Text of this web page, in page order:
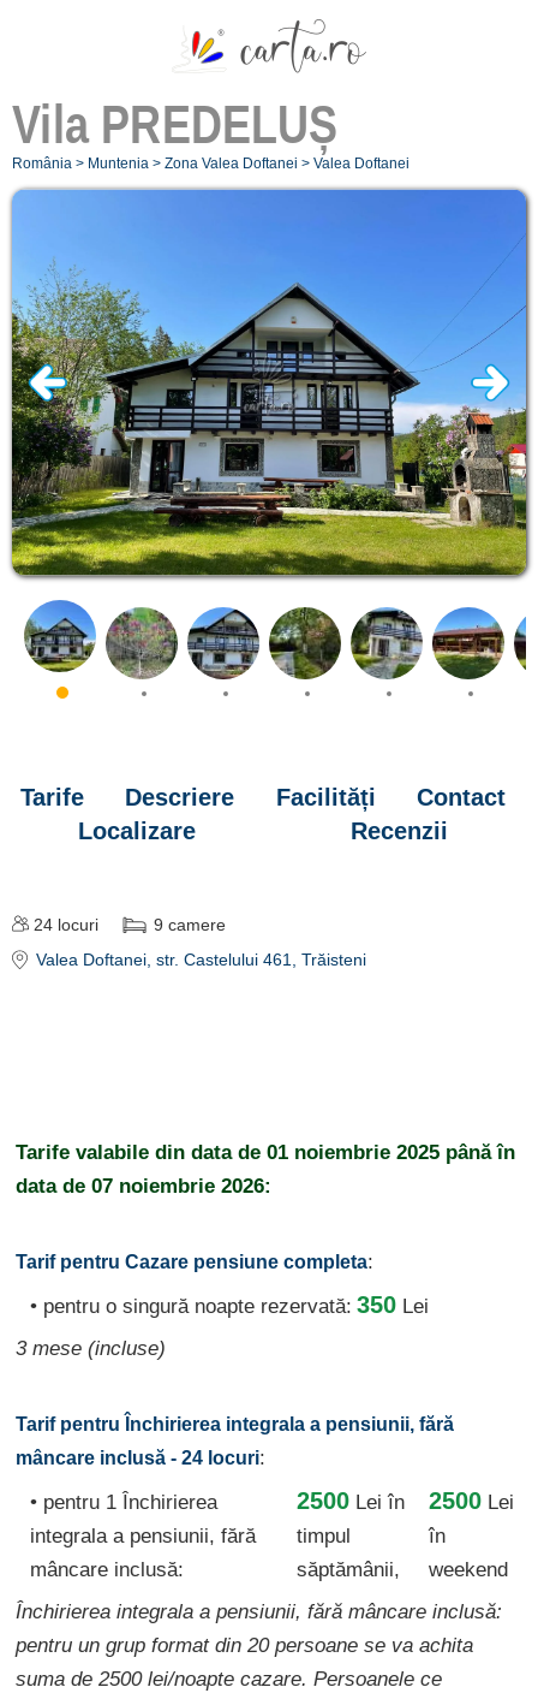
Vila PREDELUȘ
România > Muntenia > Zona Valea Doftanei > Valea Doftanei
Tarife Descriere Facilități
Contact
Localizare
Recenzii
24 locuri 9 camere
Valea Doftanei , str. Castelului 461, Trăisteni
Tarife valabile din data de 01 noiembrie 2025 până în
data de 07 noiembrie 2026:
Tarif pentru Cazare pensiune completa:
• pentru o singură noapte rezervată: 350 Lei
3 mese (incluse)
Tarif pentru Închirierea integrala a pensiunii, fără
mâncare inclusă - 24 locuri:
• pentru 1 Închirierea
integrala a pensiunii, fără
mâncare inclusă:
2500 Lei în
timpul
săptămânii,
2500 Lei
în
weekend
Închirierea integrala a pensiunii, fără mâncare inclusă:
pentru un grup format din 20 persoane se va achita
suma de 2500 lei/noapte cazare. Persoanele ce